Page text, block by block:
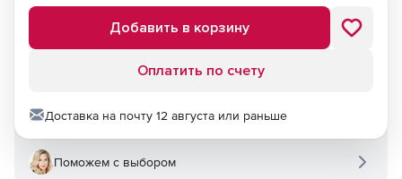
Добавить в корзину
Оплатить по счету
Доставка на почту 12 августа или раньше
Поможем с выбором